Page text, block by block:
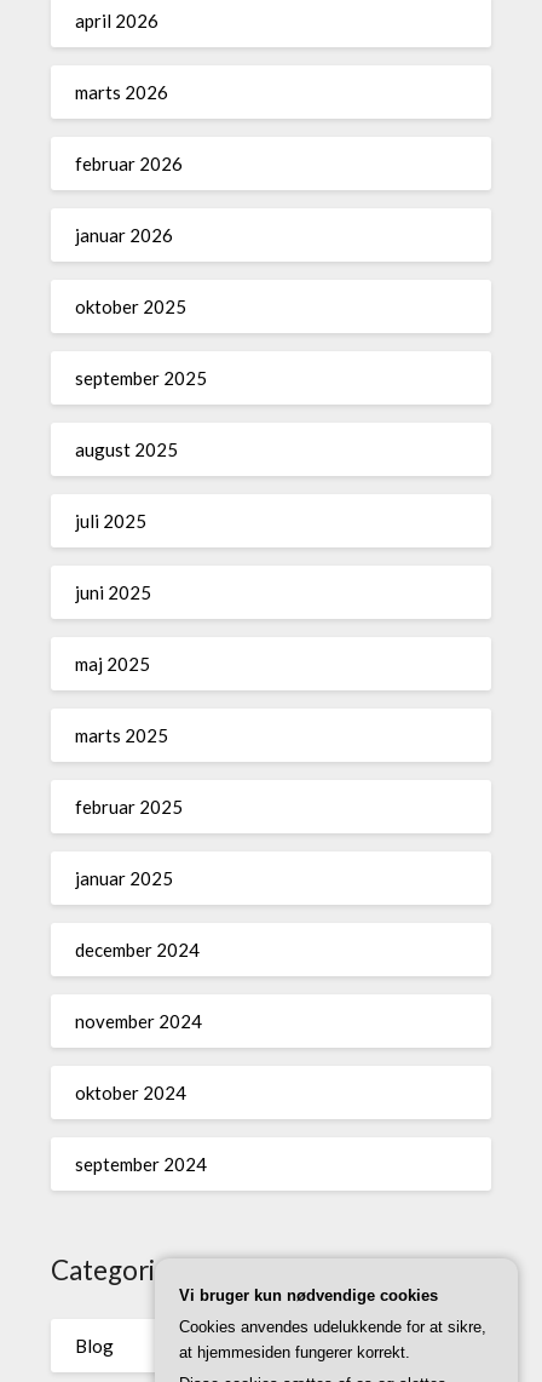
april 2026
marts 2026
februar 2026
januar 2026
oktober 2025
september 2025
august 2025
juli 2025
juni 2025
maj 2025
marts 2025
februar 2025
januar 2025
december 2024
november 2024
oktober 2024
september 2024
Categories
Blog
Vi bruger kun nødvendige cookies
Cookies anvendes udelukkende for at sikre,
at hjemmesiden fungerer korrekt.